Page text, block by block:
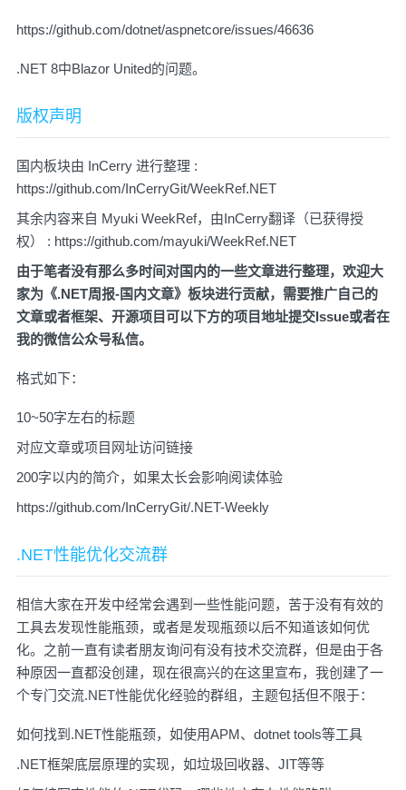
https://github.com/dotnet/aspnetcore/issues/46636
.NET 8中Blazor United的问题。
版权声明
国内板块由 InCerry 进行整理 :
https://github.com/InCerryGit/WeekRef.NET
其余内容来自 Myuki WeekRef，由InCerry翻译（已获得授
权） : https://github.com/mayuki/WeekRef.NET
由于笔者没有那么多时间对国内的一些文章进行整理，欢迎大
家为《.NET周报-国内文章》板块进行贡献，需要推广自己的
文章或者框架、开源项目可以下方的项目地址提交Issue或者在
我的微信公众号私信。
格式如下：
10~50字左右的标题
对应文章或项目网址访问链接
200字以内的简介，如果太长会影响阅读体验
https://github.com/InCerryGit/.NET-Weekly
.NET性能优化交流群
相信大家在开发中经常会遇到一些性能问题，苦于没有有效的
工具去发现性能瓶颈，或者是发现瓶颈以后不知道该如何优
化。之前一直有读者朋友询问有没有技术交流群，但是由于各
种原因一直都没创建，现在很高兴的在这里宣布，我创建了一
个专门交流.NET性能优化经验的群组，主题包括但不限于：
如何找到.NET性能瓶颈，如使用APM、dotnet tools等工具
.NET框架底层原理的实现，如垃圾回收器、JIT等等